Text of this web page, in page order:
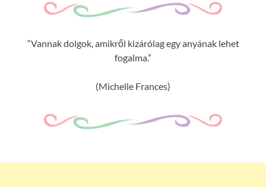
“Vannak dolgok, amikről kizárólag egy anyának lehet
fogalma.”
(Michelle Frances)